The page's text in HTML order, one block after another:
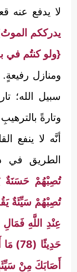
لا يدفع عنه
يدرككم
{ولو كنتُم في
ومنازل
سبيل الله؛
وتارةً
أنَّه لا ينفع
الطريق في
تُصِبْهُمْ حَسَنَةٌ
تُصِبْهُمْ سَيِّئَةٌ
عِنْدِ اللَّهِ
أَصَابَكَ مِنْ